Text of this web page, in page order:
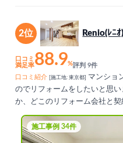
2位 Renio(ﾚﾆｵ)
口コミ
満足率88.9%評判 9件
口コミ紹介
[施工地: 東京都]
マンショ
のでリフォームをしたいと思
か、どこのリフォーム会社と
した。こちらの会社にお願い
丁寧で、リフォーム内容がイ
契約後工事着工までに、仕様
施工事例 34件